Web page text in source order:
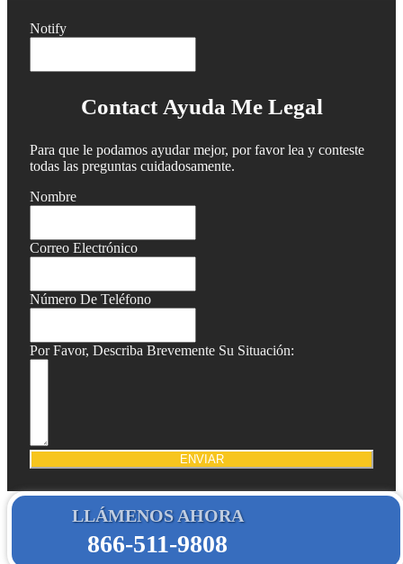
Notify
Contact Ayuda Me Legal
Para que le podamos ayudar mejor, por favor lea y conteste
todas las preguntas cuidadosamente.
Nombre
Correo Electrónico
Número De Teléfono
Por Favor, Describa Brevemente Su Situación:
ENVIAR
LLÁMENOS AHORA
866-511-9808